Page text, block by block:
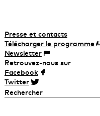
Presse et contacts
Télécharger leprogramme
Newsletter
Retrouvez-nous sur
Facebook
Twitter